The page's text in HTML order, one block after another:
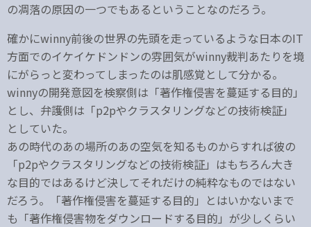
の凋落の原因の一つでもあるということなのだろう。
確かにwinny前後の世界の先頭を走っているような日本のIT
方面でのイケイケドンドンの雰囲気がwinny裁判あたりを境
にがらっと変わってしまったのは肌感覚として分かる。
winnyの開発意図を検察側は「著作権侵害を蔓延する目的」
とし、弁護側は「p2pやクラスタリングなどの技術検証」
としていた。
あの時代のあの場所のあの空気を知るものからすれば彼の
「p2pやクラスタリングなどの技術検証」はもちろん大き
な目的ではあるけど決してそれだけの純粋なものではない
だろう。「著作権侵害を蔓延する目的」とはいかないまで
も「著作権侵害物をダウンロードする目的」が少しくらい